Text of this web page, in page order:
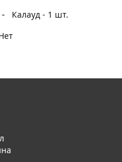
-
Калауд - 1 шт.